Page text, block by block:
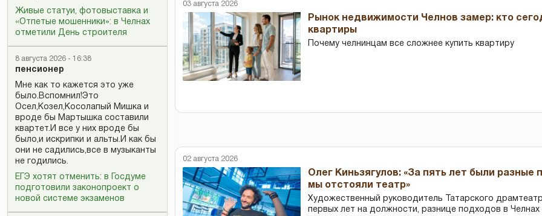
Живые статуи, фотовыставка и
«Отпетые мошенники»: в Челнах
отметили День строителя
8 августа 2026 - 16:38
пенсионер
Мне как то кажется это уже
было.Вспомнил!Это
Осел,Козел,Косолапый Мишка и
вроде бы Мартышка составили
квартет.И все у них вроде бы
было,и искрипки и альты.И как бы
они не садились,все в музыканты
не годились.
ЕГЭ хотят отменить: в Госдуме
подготовили законопроект о
новой системе экзаменов
03 августа 2026
Рынок недвижимости Челнов замер: кто
квартиры
Почему челнинцам все сложнее купить квартиру
02 августа 2026
Олег Киньзягулов: «За пять лет были разные
мы отстояли театр»
Художественный руководитель Татарского
первых лет на должности, разнице подходов в Челнах